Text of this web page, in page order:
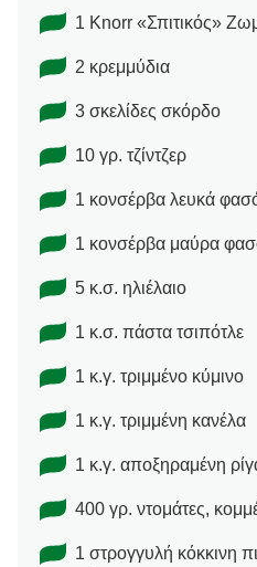
1 Knorr «Σπιτικός»
2 κρεμμύδια
3 σκελίδες σκόρδο
10 γρ. τζίντζερ
1 κονσέρβα λευκά
1 κονσέρβα μαύρα
5 κ.σ. ηλιέλαιο
1 κ.σ. πάστα τσιπότλε
1 κ.γ. τριμμένο κύμινο
1 κ.γ. τριμμένη κανέλα
1 κ.γ. αποξηραμένη
400 γρ. ντομάτες,
1 στρογγυλή κόκκινη